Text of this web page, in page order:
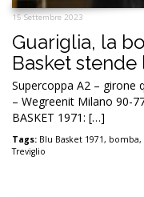
15 Settembre 2023
Guariglia, la
Basket stende
Supercoppa A2 – girone
– Wegreenit Milano 90-
BASKET 1971: […]
Tags: Blu Basket 1971, bomba,
Treviglio